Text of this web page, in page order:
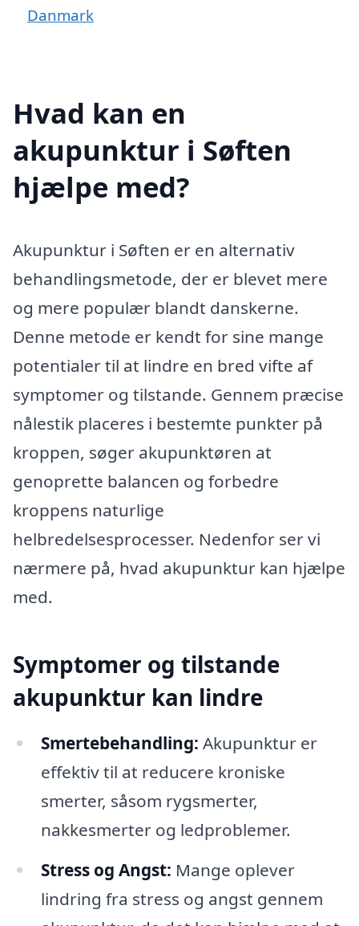
Danmark
Hvad kan en
akupunktur i Søften
hjælpe med?
Akupunktur i Søften er en alternativ
behandlingsmetode, der er blevet mere
og mere populær blandt danskerne.
Denne metode er kendt for sine mange
potentialer til at lindre en bred vifte af
symptomer og tilstande. Gennem præcise
nålestik placeres i bestemte punkter på
kroppen, søger akupunktøren at
genoprette balancen og forbedre
kroppens naturlige
helbredelsesprocesser. Nedenfor ser vi
nærmere på, hvad akupunktur kan hjælpe
med.
Symptomer og tilstande
akupunktur kan lindre
Smertebehandling: Akupunktur er
effektiv til at reducere kroniske
smerter, såsom rygsmerter,
nakkesmerter og ledproblemer.
Stress og Angst: Mange oplever
lindring fra stress og angst gennem